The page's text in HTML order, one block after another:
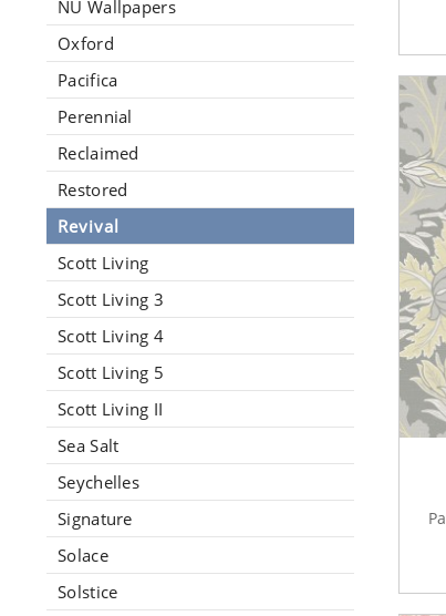
NU Wallpapers
Oxford
Pacifica
Perennial
Reclaimed
Restored
Revival
Scott Living
Scott Living 3
Scott Living 4
Scott Living 5
Scott Living II
Sea Salt
Seychelles
Signature
Solace
Solstice